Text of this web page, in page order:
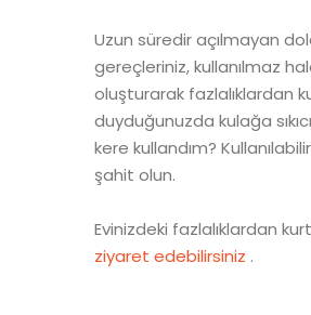
Uzun süredir açılmayan
gereçleriniz, kullanılmaz
oluşturarak fazlalıklardan
duyduğunuzda kulağa
kere kullandım?
şahit olun.
Evinizdeki fazlalıklardan
ziyaret edebilirsiniz .